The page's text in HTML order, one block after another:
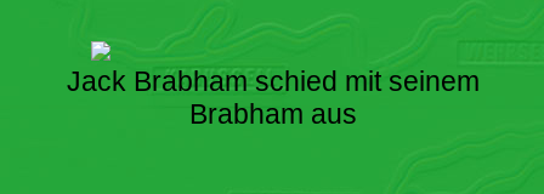
Jack Brabham schied mit seinem
Brabham aus